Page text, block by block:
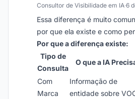
Consultor de Visibilidade em IA·6
Essa diferença é muito
por que ela existe e como
Por que a diferença existe:
Tipo de
Consulta
O que a IA
Com
Marca
Informação de
entidade sobre